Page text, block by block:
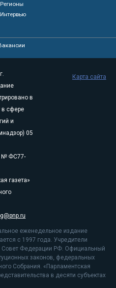
Регионы
Интервью
в
в сфере
и
05
№ ФС77-
газета»
еженедельное издание
с 1997 года. Учредители
Совет Федерации РФ. Официальный
законов, федеральных
Собрания. «Парламентская
в десяти субъектах
Карта сайта